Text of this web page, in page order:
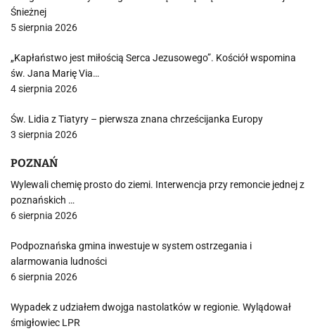
Śnieżnej
5 sierpnia 2026
„Kapłaństwo jest miłością Serca Jezusowego”. Kościół wspomina
św. Jana Marię Via…
4 sierpnia 2026
Św. Lidia z Tiatyry – pierwsza znana chrześcijanka Europy
3 sierpnia 2026
POZNAŃ
Wylewali chemię prosto do ziemi. Interwencja przy remoncie jednej z
poznańskich …
6 sierpnia 2026
Podpoznańska gmina inwestuje w system ostrzegania i
alarmowania ludności
6 sierpnia 2026
Wypadek z udziałem dwojga nastolatków w regionie. Wylądował
śmigłowiec LPR